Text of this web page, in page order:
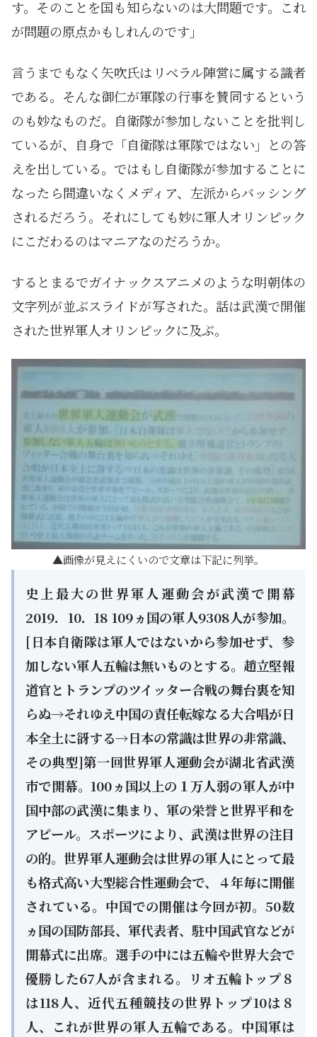
す。そのことを国も知らないのは大問題です。これ
が問題の原点かもしれんのです」
言うまでもなく矢吹氏はリベラル陣営に属する識者
である。そんな御仁が軍隊の行事を賛同するという
のも妙なものだ。自衛隊が参加しないことを批判し
ているが、自身で「自衛隊は軍隊ではない」との答
えを出している。ではもし自衛隊が参加することに
なったら間違いなくメディア、左派からバッシング
されるだろう。それにしても妙に軍人オリンピック
にこだわるのはマニアなのだろうか。
するとまるでガイナックスアニメのような明朝体の
文字列が並ぶスライドが写された。話は武漢で開催
された世界軍人オリンピックに及ぶ。
画像が見えにくいので文章は下記に列挙。
史上最大の世界軍人運動会が武漢で開幕
2019．10．18 109ヵ国の軍人9308人が参加。
[日本自衛隊は軍人ではないから参加せず、参
加しない軍人五輪は無いものとする。趙立堅報
道官とトランプのツイッター合戦の舞台裏を知
らぬ→それゆえ中国の責任転嫁なる大合唱が日
本全土に谺する→日本の常識は世界の非常識、
その典型]第一回世界軍人運動会が湖北省武漢
市で開幕。100ヵ国以上の１万人弱の軍人が中
国中部の武漢に集まり、軍の栄誉と世界平和を
アピール。スポーツにより、武漢は世界の注目
の的。世界軍人運動会は世界の軍人にとって最
も格式高い大型総合性運動会で、４年毎に開催
されている。中国での開催は今回が初。50数
ヵ国の国防部長、軍代表者、駐中国武官などが
開幕式に出席。選手の中には五輪や世界大会で
優勝した67人が含まれる。リオ五輪トップ８
は118人、近代五種競技の世界トップ10は８
人、これが世界の軍人五輪である。中国軍は